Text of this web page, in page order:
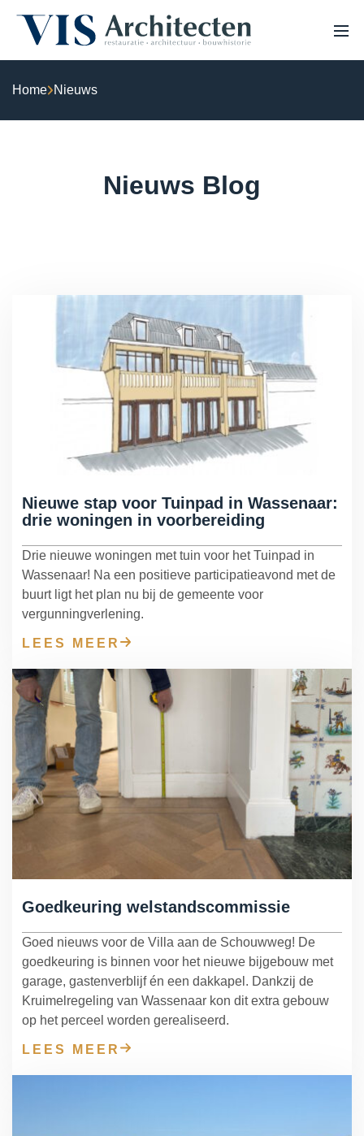
HOME
PROJECTEN
3D Laserscannen & 3D inmeten
Restauratie & herstel
Herbestemming & transformatie
Verduurzaming & modernisering
Home Nieuws
Nieuws Blog
Nieuwe stap voor Tuinpad in Wassenaar:
drie woningen in voorbereiding
Drie nieuwe woningen met tuin voor het Tuinpad in
Wassenaar! Na een positieve participatieavond met de
buurt ligt het plan nu bij de gemeente voor
vergunningverlening.
LEES MEER
Goedkeuring welstandscommissie
Goed nieuws voor de Villa aan de Schouwweg! De
goedkeuring is binnen voor het nieuwe bijgebouw met
garage, gastenverblijf én een dakkapel. Dankzij de
Kruimelregeling van Wassenaar kon dit extra gebouw
op het perceel worden gerealiseerd.
LEES MEER